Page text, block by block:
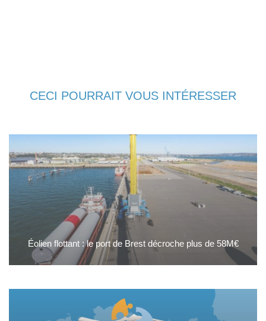
CECI POURRAIT VOUS INTÉRESSER
Éolien flottant : le port de Brest décroche plus de 58M€